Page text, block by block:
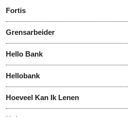
Fortis
Grensarbeider
Hello Bank
Hellobank
Hoeveel Kan Ik Lenen